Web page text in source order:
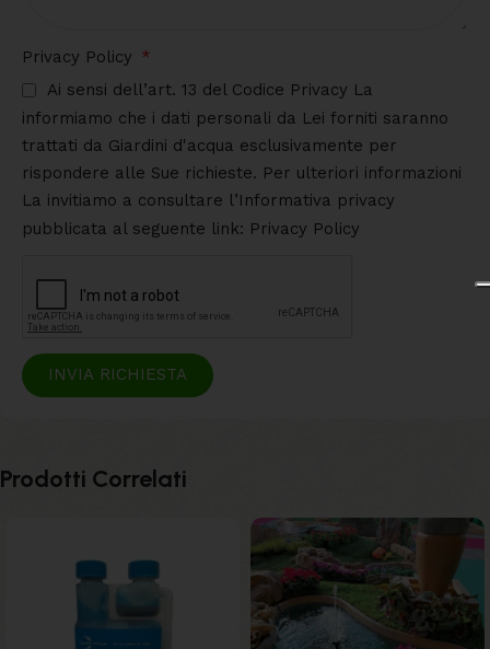
Privacy Policy
Ai sensi dell’art. 13 del Codice Privacy La
informiamo che i dati personali da Lei forniti saranno
trattati da Giardini d'acqua esclusivamente per
rispondere alle Sue richieste. Per ulteriori informazioni
La invitiamo a consultare l’Informativa privacy
pubblicata al seguente link: Privacy Policy
INVIA RICHIESTA
Prodotti Correlati